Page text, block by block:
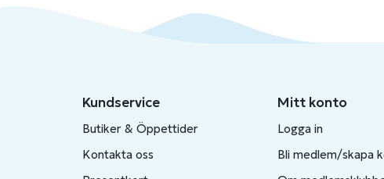
Kundservice
Butiker & Öppettider
Kontakta oss
Mitt konto
Logga in
Bli medlem/skapa